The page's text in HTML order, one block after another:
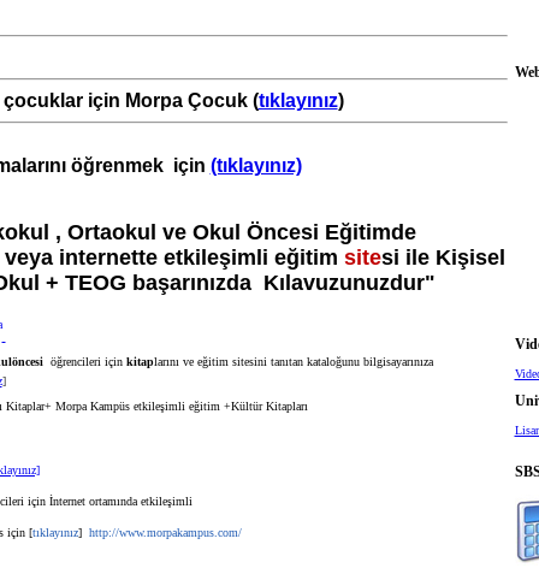
için Morpa Çocuk (tıklayınız)
öğrenmek için (tıklayınız)
, Ortaokul ve Okul Öncesi Eğitimde
internette etkileşimli eğitim sitesi ile Kişisel
+ TEOG başarınızda Kılavuzunuzdur"
öğrencileri içinkitaplarını ve eğitim sitesini tanıtan kataloğunu bilgisayarınıza
]
Kitaplar+ Morpa Kampüs etkileşimli eğitim +Kültür Kitapları
için İnternet ortamında etkileşimli
için [tıklayınız] http://www.morpakampus.com/